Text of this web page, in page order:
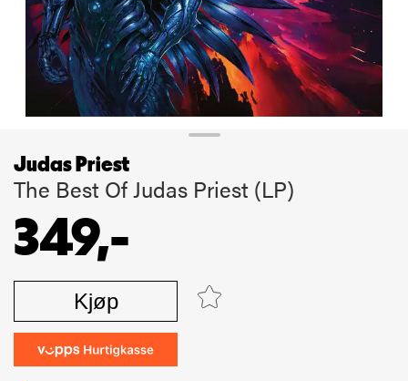
Judas Priest
The Best Of Judas Priest (LP)
349,-
Kjøp